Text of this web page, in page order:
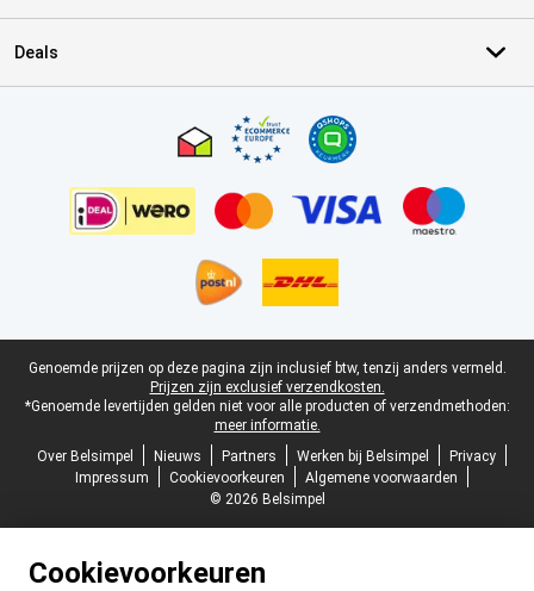
Deals
Juridische voettekst
Genoemde prijzen op deze pagina zijn inclusief btw, tenzij anders vermeld.
Prijzen zijn exclusief verzendkosten.
*Genoemde levertijden gelden niet voor alle producten of verzendmethoden:
meer informatie.
Over Belsimpel
Nieuws Partners Werken bij Belsimpel
Privacy
Impressum
Cookievoorkeuren
Algemene voorwaarden
© 2026 Belsimpel
Cookievoorkeuren